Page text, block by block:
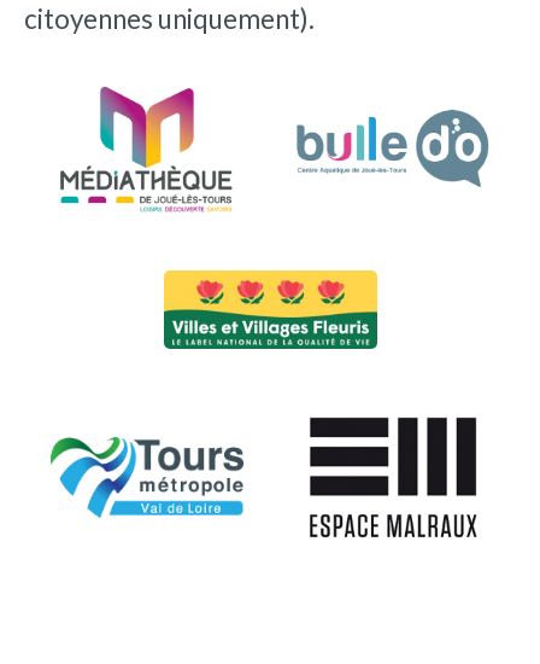
citoyennes uniquement).